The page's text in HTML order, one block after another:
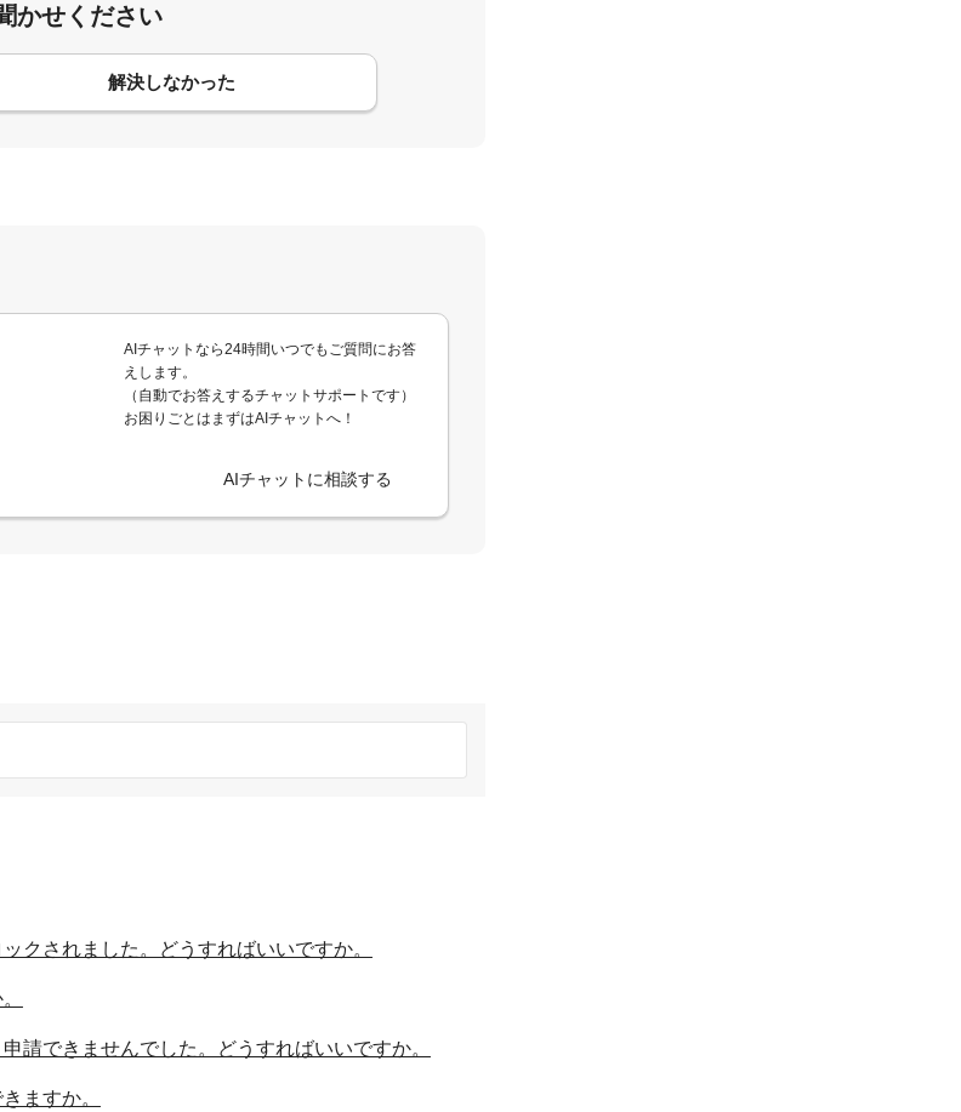
かせください
解決しなかった
AIチャットなら24時間いつでもご質問にお答
えします。
（自動でお答えするチャットサポートです）
お困りごとはまずはAIチャットへ！
AIチャットに相談する
クされました。どうすればいいですか。
請できませんでした。どうすればいいですか。
ますか。